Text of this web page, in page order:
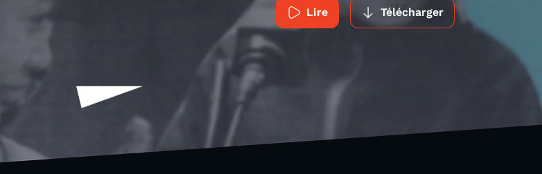
Lire Télécharger